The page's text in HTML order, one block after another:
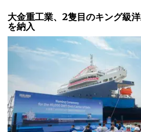
大金重工業、2隻目のキング級
を納入